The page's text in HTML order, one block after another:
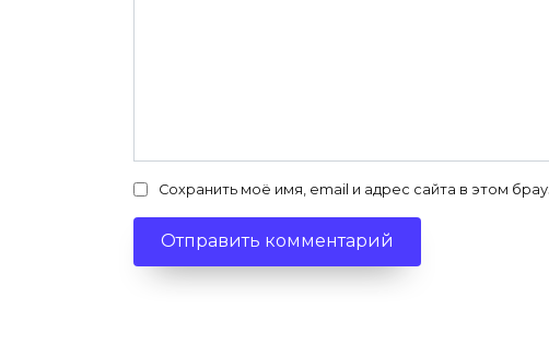
Сохранить моё имя, email и адрес сайта в этом